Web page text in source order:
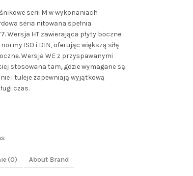
serii M w wykonaniach
seria nitowana spełnia
Wersja HT zawierająca płyty boczne
ISO i DIN, oferując większą siłę
Wersja WE z przyspawanymi
stosowana tam, gdzie wymagane są
i tuleje zapewniają wyjątkową
czas.
(0) About Brand